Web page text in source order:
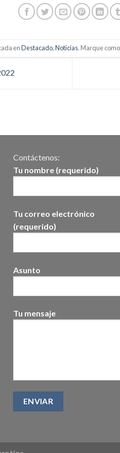
enDestacado,Noticias. Marque
Contáctenos:
Tu nombre (requerido)
Tu correo electrónico
(requerido)
Asunto
Tu mensaje